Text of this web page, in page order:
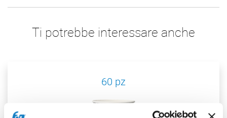
Ti potrebbe interessare anche
60 pz